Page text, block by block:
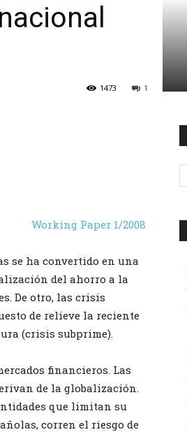
1
1473
Working Paper 1/2008
se ha convertido en una
del ahorro a la
De otro, las crisis
de relieve la reciente
(crisis subprime).
financieros. Las
de la globalización.
que limitan su
corren el riesgo de